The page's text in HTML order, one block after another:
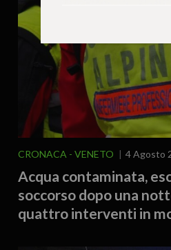
CRONACA VENETO 4 Agosto
Acqua contaminata,
soccorso dopo una
quattro interventi in